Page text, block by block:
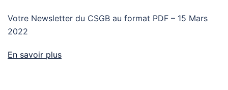
Votre Newsletter du CSGB au format PDF – 15 Mars
2022
En savoir plus